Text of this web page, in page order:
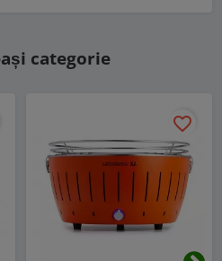
categorie
favorite_border